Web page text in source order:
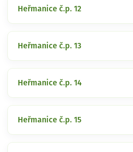
Heřmanice č.p. 12
Heřmanice č.p. 13
Heřmanice č.p. 14
Heřmanice č.p. 15